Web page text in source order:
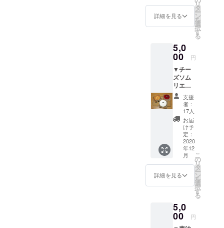
UYA” ます。
ゴン
ゾーラ
チーズ
ケーキ
のお手
紙 真心
を込め
たお礼
の手紙
ととも
に、
チーズ
ケーキ
専門店
かんら
くヤで
丹精込
めてつ
くる
チーズ
ケーキ
チーズ
ケー
キ・ゴ
詳細を見る
リ
タ
ー
ン
を
選
択
す
る
5,0
00 円
▼チー
ズソム
リエが
作る
チーズ
ケーキ
（3種）
●レア
チーズ
ケーキ
●ベイ
クド
チーズ
ケーキ
●ゴル
ゴン
チーズ
ケーキ
▼お礼
支援
者：
17人
お届
け予
定：
2020
年12
月
詳細を見る
こ
の
リ
タ
ー
ン
を
選
択
す
る
5,0
00 円